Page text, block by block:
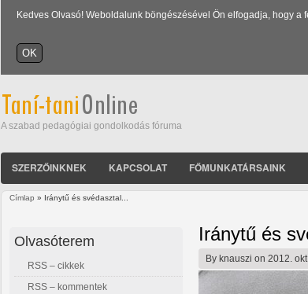
Kedves Olvasó! Weboldalunk böngészésével Ön elfogadja, hogy
A szabad pedagógiai gondolkodás fóruma
SZERZŐINKNEK KAPCSOLAT FŐMUNKATÁRSAINK
Címlap » Iránytű és svédasztal...
Iránytű és
By knauszi on 2012.
Olvasóterem
RSS – cikkek
RSS – kommentek